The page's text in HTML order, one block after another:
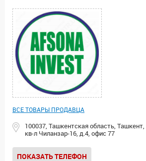
ВСЕ ТОВАРЫ ПРОДАВЦА
100037, Ташкентская область, Ташкент,
кв-л Чиланзар-16, д.4, офис 77
ПОКАЗАТЬ ТЕЛЕФОН